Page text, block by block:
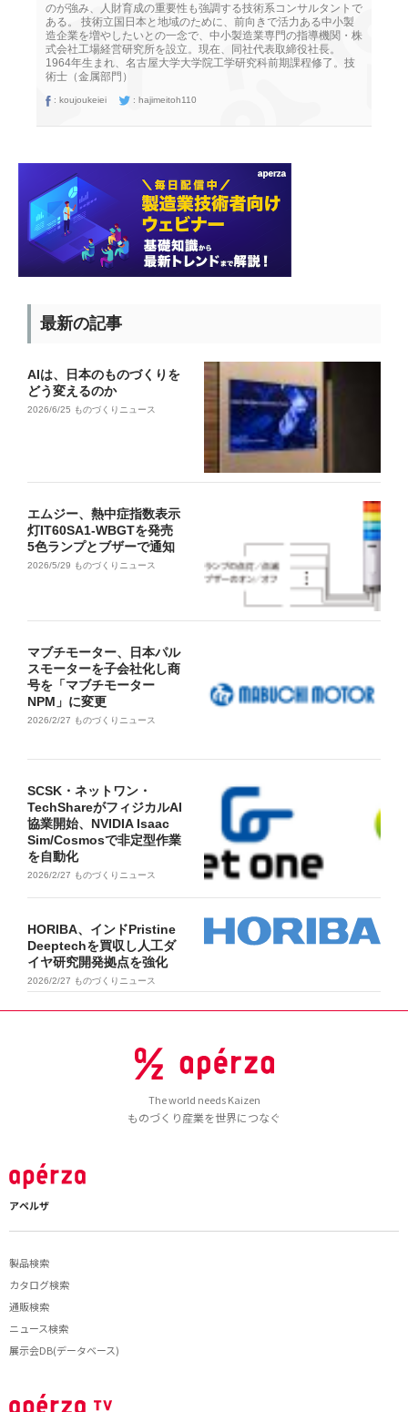
のが強み、人財育成の重要性も強調する技術系コンサルタントで
ある。 技術立国日本と地域のために、前向きで活力ある中小製
造企業を増やしたいとの一念で、中小製造業専門の指導機関・株
式会社工場経営研究所を設立。現在、同社代表取締役社長。
1964年生まれ、名古屋大学大学院工学研究科前期課程修了。技
術士（金属部門）
: koujoukeiei : hajimeitoh110
最新の記事
AIは、日本のものづくりを
どう変えるのか
2026/6/25 ものづくりニュース
エムジー、熱中症指数表示
灯IT60SA1-WBGTを発売
5色ランプとブザーで通知
2026/5/29 ものづくりニュース
マブチモーター、日本パル
スモーターを子会社化し商
号を「マブチモーター
NPM」に変更
2026/2/27 ものづくりニュース
SCSK・ネットワン・
TechShareがフィジカルAI
協業開始、NVIDIA Isaac
Sim/Cosmosで非定型作業
を自動化
2026/2/27 ものづくりニュース
HORIBA、インドPristine
Deeptechを買収し人工ダ
イヤ研究開発拠点を強化
2026/2/27 ものづくりニュース
The world needs Kaizen
ものづくり産業を世界につなぐ
アペルザ
製品検索
カタログ検索
通販検索
ニュース検索
展示会DB(データベース)